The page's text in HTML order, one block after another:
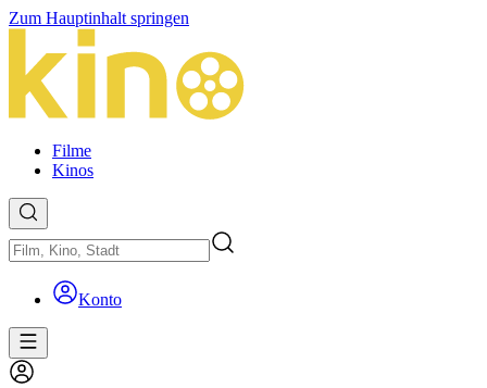
Zum Hauptinhalt springen
Filme
Kinos
Konto